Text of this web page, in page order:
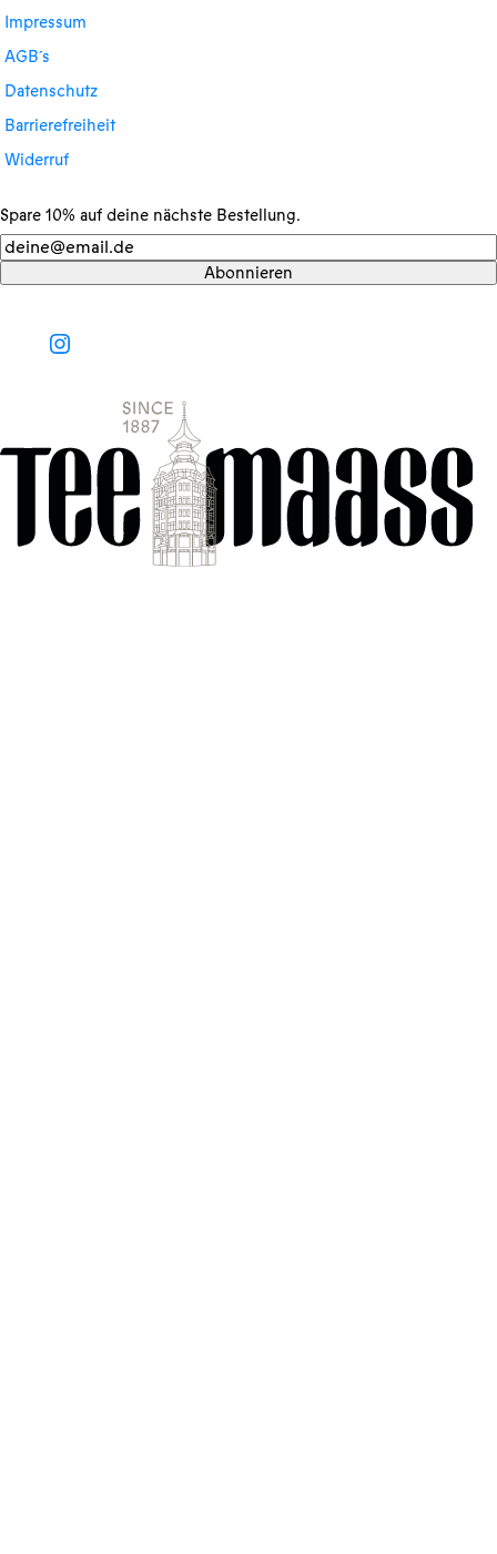
Impressum
AGB´s
Datenschutz
Barrierefreiheit
Widerruf
Spare 10% auf deine nächste Bestellung.
Newsletter
Abonnieren